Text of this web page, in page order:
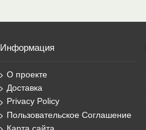
Информация
О проекте
Доставка
Privacy Policy
Пользовательское Соглашение